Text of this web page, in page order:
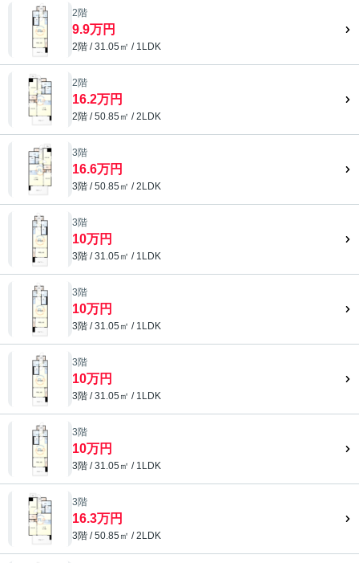
2階
9.9万円
2階 / 31.05㎡ / 1LDK
2階
16.2万円
2階 / 50.85㎡ / 2LDK
3階
16.6万円
3階 / 50.85㎡ / 2LDK
3階
10万円
3階 / 31.05㎡ / 1LDK
3階
10万円
3階 / 31.05㎡ / 1LDK
3階
10万円
3階 / 31.05㎡ / 1LDK
3階
10万円
3階 / 31.05㎡ / 1LDK
3階
16.3万円
3階 / 50.85㎡ / 2LDK